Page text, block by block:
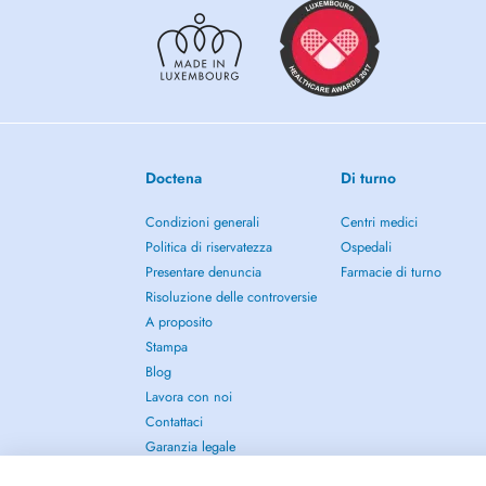
Le secrétariat est ouvert uniquement le matin de 8h à 12h.
Tel : +352 54 04 96
Doctena
Condizioni generali
Politica di riservatezza
Presentare denuncia
Risoluzione delle controversie
A proposito
Stampa
Blog
Lavora con noi
Contattaci
Garanzia legale
Di turno
Centri medici
Ospedali
Farmacie di turno